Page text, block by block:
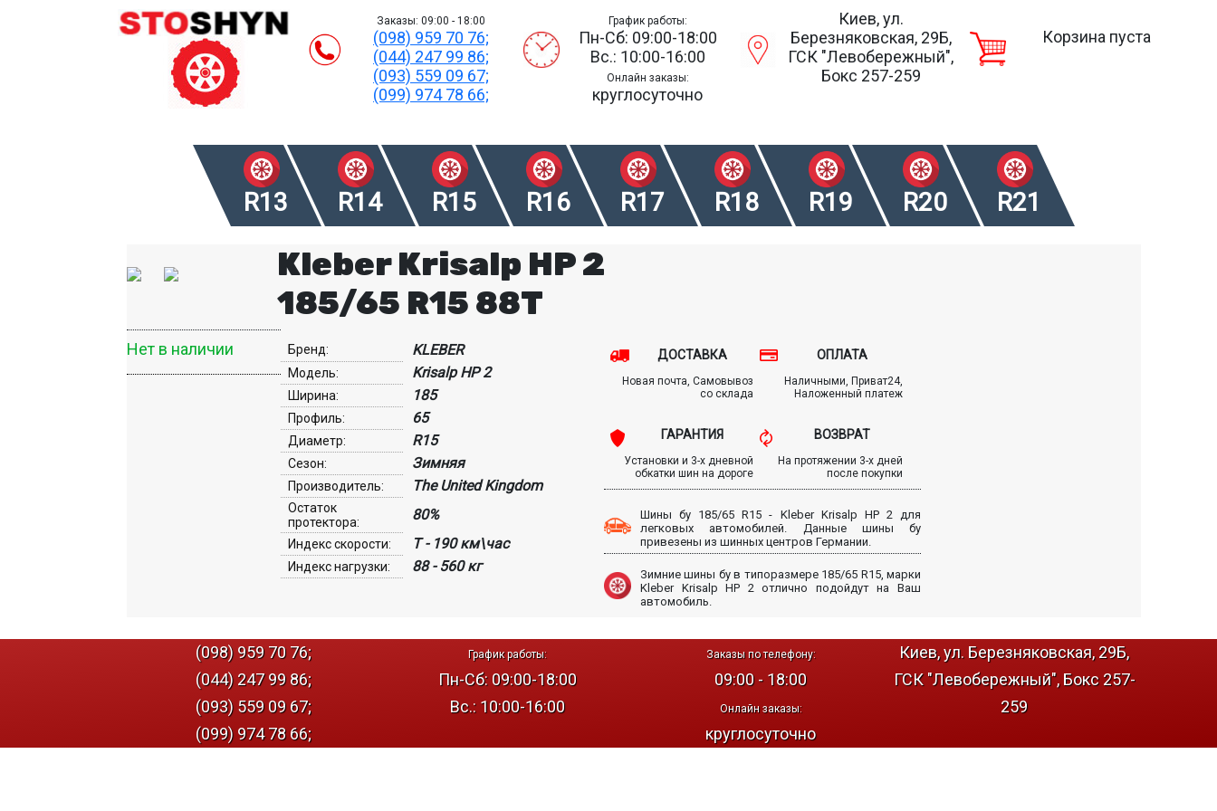
Заказы: 09:00 - 18:00
(098) 959 70 76;
(044) 247 99 86;
(093) 559 09 67;
(099) 974 78 66;
График работы:
Пн-Сб: 09:00-18:00
Вс.: 10:00-16:00
Онлайн заказы:
круглосуточно
Киев, ул.
Березняковская, 29Б,
ГСК "Левобережный",
Бокс 257-259
Корзина пуста
R13 R14 R15 R16 R17 R18 R19 R20 R21
Kleber Krisalp HP 2
185/65 R15 88T
Нет в наличии Бренд: KLEBER
Модель: Krisalp HP 2
Ширина: 185
Профиль: 65
Диаметр: R15
Сезон: Зимняя
Производитель: The United Kingdom
Остаток
протектора:
80%
Индекс скорости: T - 190 км\час
Индекс нагрузки: 88 - 560 кг
ДОСТАВКА
Новая почта, Самовывоз
со склада
ОПЛАТА
Наличными, Приват24,
Наложенный платеж
ГАРАНТИЯ
Установки и 3-х дневной
обкатки шин на дороге
ВОЗВРАТ
На протяжении 3-х дней
после покупки
Шины бу 185/65 R15 - Kleber Krisalp HP 2 для
легковых автомобилей. Данные шины бу
привезены из шинных центров Германии.
Зимние шины бу в типоразмере 185/65 R15, марки
Kleber Krisalp HP 2 отлично подойдут на Ваш
автомобиль.
(098) 959 70 76;
(044) 247 99 86;
(093) 559 09 67;
(099) 974 78 66;
График работы:
Пн-Сб: 09:00-18:00
Вс.: 10:00-16:00
Заказы по телефону:
09:00 - 18:00
Онлайн заказы:
круглосуточно
Киев, ул. Березняковская, 29Б,
ГСК "Левобережный", Бокс 257-
259